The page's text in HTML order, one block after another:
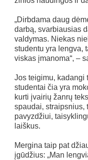
„Dirbdama daug
darbą, svarbiausias
valdymas. Niekas
studentu yra lengva,
viskas įmanoma“, –
Jos teigimu, kadangi
studentai čia yra
kurti įvairių žanrų
spaudai, straipsnius,
pavyzdžiui,
laiškus.
Mergina taip pat
įgūdžius: „Man